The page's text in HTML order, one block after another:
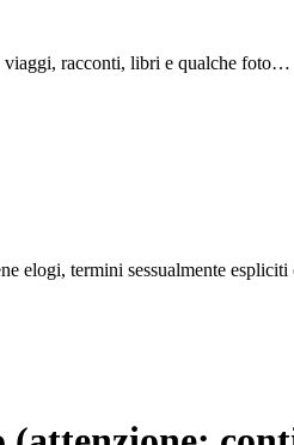
racconti, libri e qualche foto…
elogi, termini sessualmente espliciti